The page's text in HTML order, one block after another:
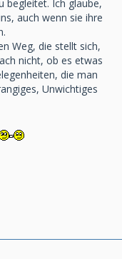
begleitet. Ich glaube,
auch wenn sie ihre
Weg, die stellt sich,
nicht, ob es etwas
die man
Unwichtiges